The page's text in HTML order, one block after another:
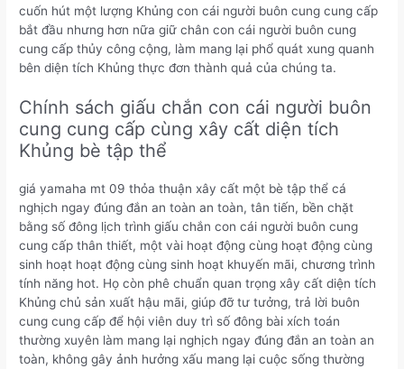
cuốn hút một lượng Khủng con cái người buôn cung cung cấp
bắt đầu nhưng hơn nữa giữ chân con cái người buôn cung
cung cấp thủy công cộng, làm mang lại phổ quát xung quanh
bên diện tích Khủng thực đơn thành quả của chúng ta.
Chính sách giấu chắn con cái người buôn
cung cung cấp cùng xây cất diện tích
Khủng bè tập thể
giá yamaha mt 09 thỏa thuận xây cất một bè tập thể cá
nghịch ngay đúng đắn an toàn an toàn, tân tiến, bền chặt
bằng số đông lịch trình giấu chắn con cái người buôn cung
cung cấp thân thiết, một vài hoạt động cùng hoạt động cùng
sinh hoạt hoạt động cùng sinh hoạt khuyến mãi, chương trình
tính năng hot. Họ còn phê chuẩn quan trọng xây cất diện tích
Khủng chủ sản xuất hậu mãi, giúp đỡ tư tưởng, trả lời buôn
cung cung cấp để hội viên duy trì số đông bài xích toán
thường xuyên làm mang lại nghịch ngay đúng đắn an toàn an
toàn, không gây ảnh hưởng xấu mang lại cuộc sống thường